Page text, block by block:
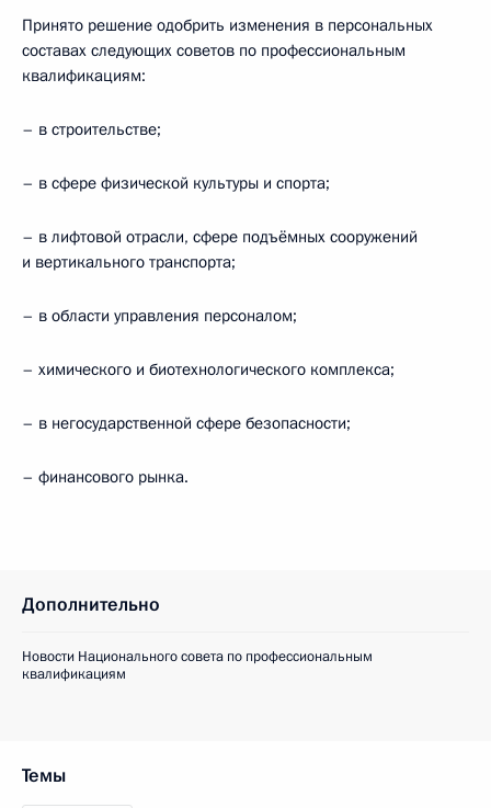
Принято решение одобрить изменения в персональных
составах следующих советов по профессиональным
квалификациям:
– в строительстве;
– в сфере физической культуры и спорта;
– в лифтовой отрасли, сфере подъёмных сооружений
и вертикального транспорта;
– в области управления персоналом;
– химического и биотехнологического комплекса;
– в негосударственной сфере безопасности;
– финансового рынка.
Дополнительно
Новости Национального совета по профессиональным
квалификациям
Темы